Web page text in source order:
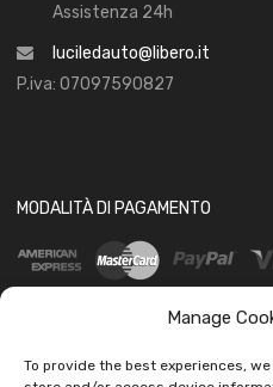
Manage
To provide the best experiences,
Assistenza 24h
luciledauto@libero.it
P.iva: 07097590827
MODALITÀ DI PAGAMENTO